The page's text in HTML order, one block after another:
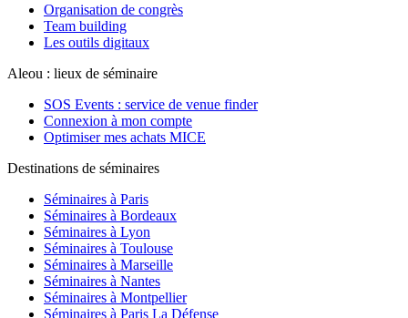
Organisation de congrès
Team building
Les outils digitaux
Aleou : lieux de séminaire
SOS Events : service de venue finder
Connexion à mon compte
Optimiser mes achats MICE
Destinations de séminaires
Séminaires à Paris
Séminaires à Bordeaux
Séminaires à Lyon
Séminaires à Toulouse
Séminaires à Marseille
Séminaires à Nantes
Séminaires à Montpellier
Séminaires à Paris La Défense